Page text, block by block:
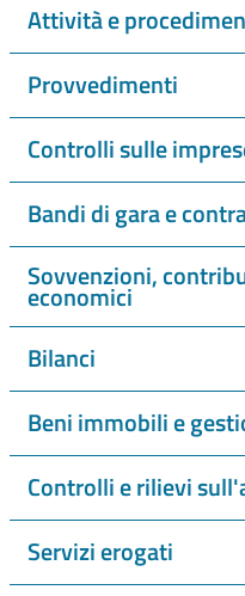
Attività e
Provvedimenti
Controlli sulle
Bandi di gara e
Sovvenzioni,
economici
Bilanci
Beni immobili e
Controlli e rilievi
Servizi erogati